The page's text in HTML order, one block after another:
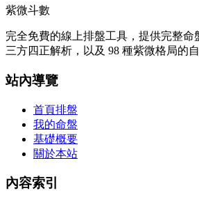
紫微斗數
完全免費的線上排盤工具，提供完整命
三方四正解析，以及 98 種紫微格局的自
站內導覽
首頁排盤
我的命盤
基礎概要
關於本站
內容索引